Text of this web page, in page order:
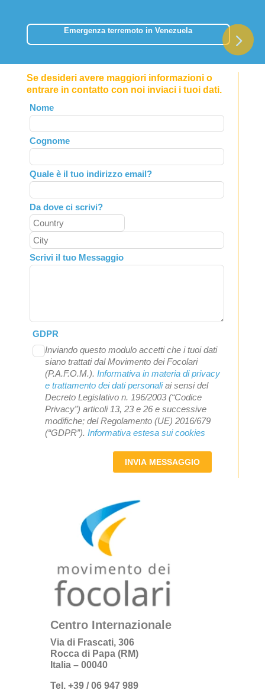
Emergenza terremoto in Venezuela
Se desideri avere maggiori informazioni o
entrare in contatto con noi inviaci i tuoi dati.
Leave
this
field
blank
Nome
Cognome
Quale è il tuo indirizzo email?
Da dove ci scrivi?
Scrivi il tuo Messaggio
GDPR
Inviando questo modulo accetti che i tuoi dati
siano trattati dal Movimento dei Focolari
(P.A.F.O.M.). Informativa in materia di privacy
e trattamento dei dati personaliai sensi del
Decreto Legislativo n. 196/2003 (“Codice
Privacy”) articoli 13, 23 e 26 e successive
modifiche; del Regolamento (UE) 2016/679
(“GDPR”). Informativa estesa sui cookies
INVIA MESSAGGIO
Centro Internazionale
Via di Frascati, 306
Rocca di Papa (RM)
Italia – 00040
Tel. +39 / 06 947 989